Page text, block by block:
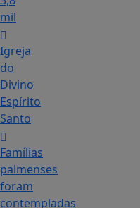
mil
Igreja
do
Divino
Espírito
Santo
Famílias
palmenses
foram
contempladas